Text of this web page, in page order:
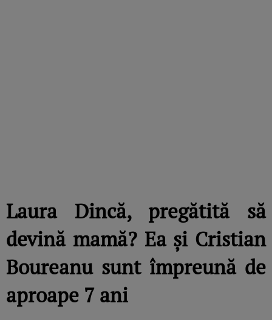
Laura Dincă, pregătită să
devină mamă? Ea și Cristian
Boureanu sunt împreună de
aproape 7 ani